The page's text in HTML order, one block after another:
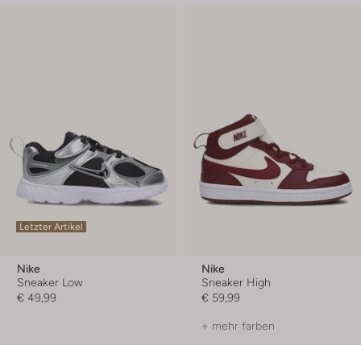
Letzter Artikel
Nike
Sneaker Low
€ 49,99
Nike
Sneaker High
€ 59,99
+ mehr farben